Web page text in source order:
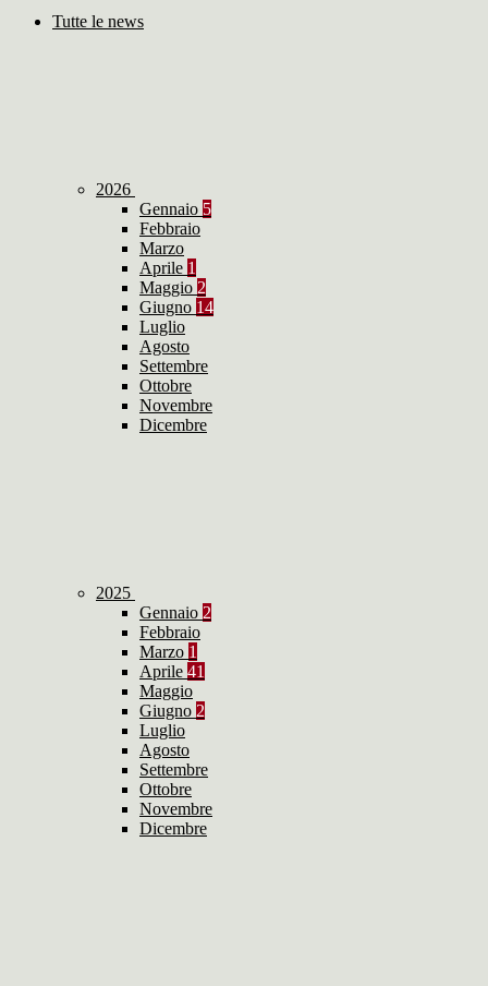
Tutte le news
2026
Gennaio 5
Febbraio
Marzo
Aprile 1
Maggio 2
Giugno 14
Luglio
Agosto
Settembre
Ottobre
Novembre
Dicembre
2025
Gennaio 2
Febbraio
Marzo 1
Aprile 41
Maggio
Giugno 2
Luglio
Agosto
Settembre
Ottobre
Novembre
Dicembre